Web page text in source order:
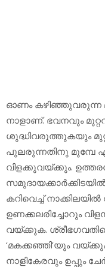
ഓണം കഴിഞ്ഞുവരുന്ന
നാളാണ്. ഭവനവും
ശുദ്ധിവരുത്തുകയും
പുലരുന്നതിനു മുമ്പേ
വിളക്കുവയ്ക്കും.
കറിവെച്ച്
ഉണക്കലരിച്ചോറും
വയ്ക്കുക.
‘മകക്കഞ്ഞി’യും
നാളികേരവും ഉപ്പും